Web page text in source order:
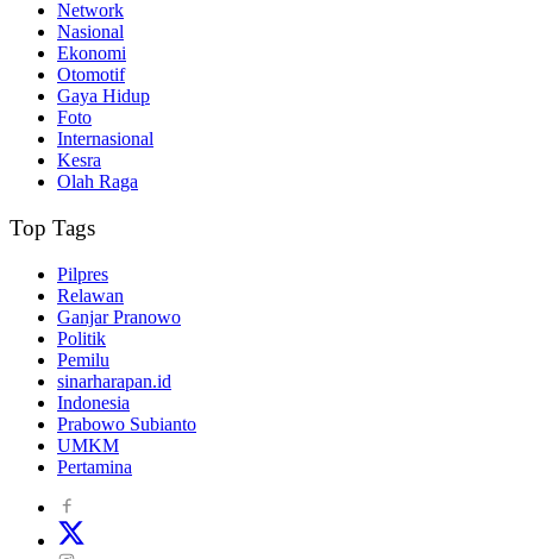
Network
Nasional
Ekonomi
Otomotif
Gaya Hidup
Foto
Internasional
Kesra
Olah Raga
Top Tags
Pilpres
Relawan
Ganjar Pranowo
Politik
Pemilu
sinarharapan.id
Indonesia
Prabowo Subianto
UMKM
Pertamina